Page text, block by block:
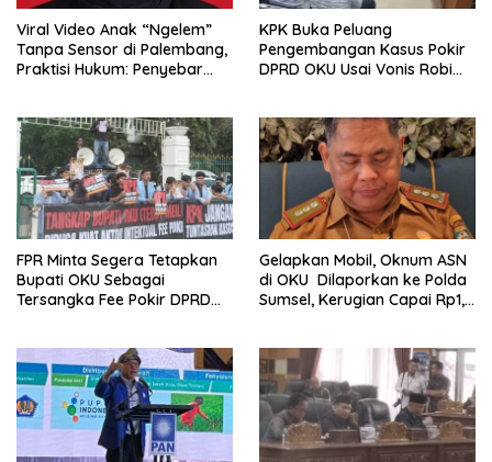
Viral Video Anak “Ngelem”
Tanpa Sensor di Palembang,
Praktisi Hukum: Penyebar
KPK Buka Peluang
Pengembangan Kasus Pokir
DPRD OKU Usai Vonis Robi
FPR Minta Segera Tetapkan
Bupati OKU Sebagai
Tersangka Fee Pokir DPRD
Gelapkan Mobil, Oknum ASN
di OKU Dilaporkan ke Polda
Sumsel, Kerugian Capai Rp1,2